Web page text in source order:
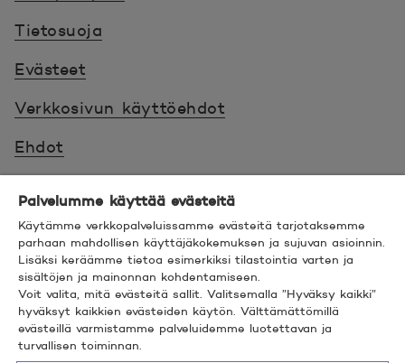
Tietosuoja
Evästeet
Verkkosivun käyttöehdot
Ehdot
Saavutettavuus
Hyödyllistä tietää
© 2026 POP Pankki,Hevosenkenkä 3, 02600
ESPOO
Palvelumme käyttää evästeitä
Käytämme verkkopalveluissamme evästeitä tarjotaksemme
parhaan mahdollisen käyttäjäkokemuksen ja sujuvan asioinnin.
Lisäksi keräämme tietoa esimerkiksi tilastointia varten ja
sisältöjen ja mainonnan kohdentamiseen.
Voit valita, mitä evästeitä sallit. Valitsemalla ”Hyväksy kaikki”
hyväksyt kaikkien evästeiden käytön. Välttämättömillä
evästeillä varmistamme palveluidemme luotettavan ja
turvallisen toiminnan.